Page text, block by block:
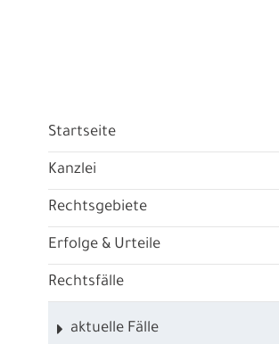
Startseite
Kanzlei
Rechtsgebiete
Erfolge & Urteile
Rechtsfälle
aktuelle Fälle